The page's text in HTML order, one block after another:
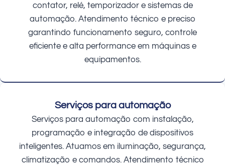
contator, relé, temporizador e sistemas de
automação. Atendimento técnico e preciso
garantindo funcionamento seguro, controle
eficiente e alta performance em máquinas e
equipamentos.
Serviços para automação
Serviços para automação com instalação,
programação e integração de dispositivos
inteligentes. Atuamos em iluminação, segurança,
climatização e comandos. Atendimento técnico